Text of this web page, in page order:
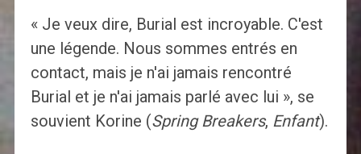
« Je veux dire, Burial est incroyable. C'est
une légende. Nous sommes entrés en
contact, mais je n'ai jamais rencontré
Burial et je n'ai jamais parlé avec lui », se
souvient Korine (Spring Breakers, Enfant).